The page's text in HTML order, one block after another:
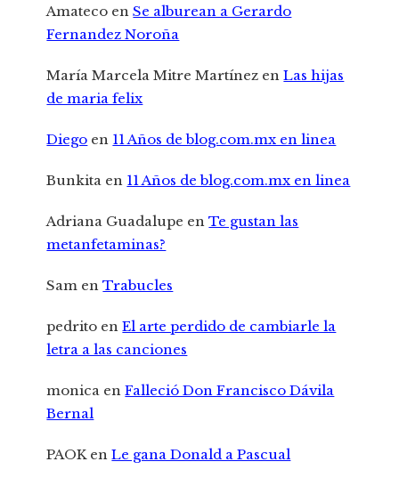
Amateco enSe alburean a Gerardo
Fernandez Noroña
María Marcela Mitre Martínez enLas hijas
de maria felix
Diego en 11 Años de blog.com.mx en linea
Bunkita en 11 Años de blog.com.mx en linea
Adriana Guadalupe enTe gustan las
metanfetaminas?
Sam enTrabucles
pedrito enEl arte perdido de cambiarle la
letra a las canciones
monica enFalleció Don Francisco Dávila
Bernal
PAOKenLe gana Donald a Pascual